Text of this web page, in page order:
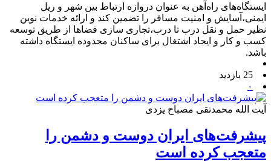
ایستگاه‌های راه‌آهن به عنوان دروازه ارتباط بین شهر و ریل
ایمنی،‌آسایش و امنیت مسافر را تضمین کند و ارائه خدمات نوین
نظیر حمل و نقل درب تا درب،‌تجاری سازی فضاها از طریق توسعه
کسب و کار و ایجاد اشتغال برای ساکنان محدوده ایستگاه داشته
باشد.
25 بازدید
۰
آیت الله محمدتقی مصباح یزدی
پیشرفت‌های ایران دوست و دشمن را
متعجب کرده است